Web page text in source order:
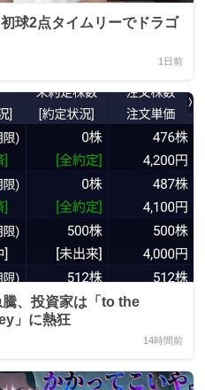
球2点タイムリーでドラゴ
1日前
、投資家は「to the
」に熱狂
14時間前